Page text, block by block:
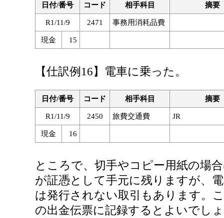
日付/番号 コード 相手科目 摘要
R1/11/9 2471 事務用消耗品費
現金 15
【仕訳例16】電車に乗った。
日付/番号 コード 相手科目 摘要
R1/11/9 2450 旅費交通費 JR
現金 16
ところで、切手やコピー用紙の場
が証憑として手元に残りますが、
は発行されない取引もあります。
の出金伝票に記録するとよいでし